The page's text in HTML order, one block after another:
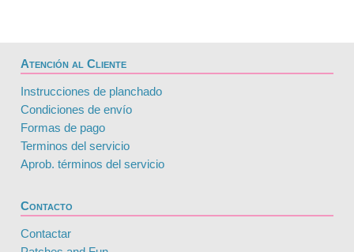
Atención al Cliente
Instrucciones de planchado
Condiciones de envío
Formas de pago
Terminos del servicio
Aprob. términos del servicio
Contacto
Contactar